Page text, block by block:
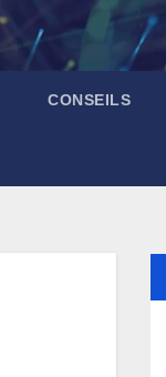
CONSEILS